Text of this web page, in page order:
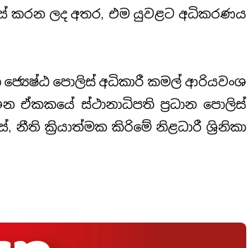
කරන ලද අතර, එම යුවළට අධිකරණය
ජ්‍යෙෂ්ඨ පොලිස් අධිකාරී කමල් ආරියවංශ
ඒකකයේ ස්ථානාධිපති ප්‍රධාන පොලිස්
ක්‍රියාත්මක කිරිමේ නිළධාරී ශ්‍රිනිකා